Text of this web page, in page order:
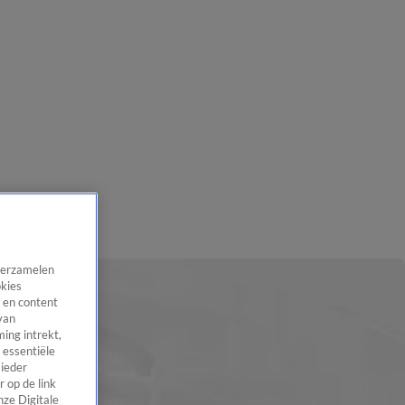
en content
intrekt,
op de link
Digitale